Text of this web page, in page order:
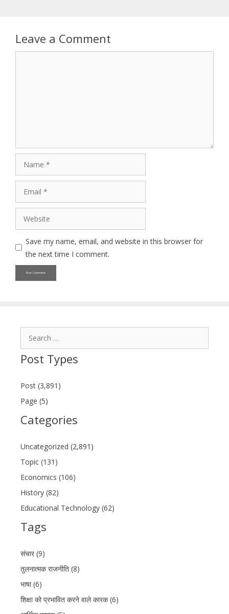
Leave a Comment
Save my name, email, and website in this browser for
the next time I comment.
Post Types
Post (3,891)
Page (5)
Categories
Uncategorized (2,891)
Topic (131)
Economics (106)
History (82)
Educational Technology (62)
Tags
संचार (9)
तुलनात्मक राजनीति (8)
भाषा (6)
शिक्षा को प्रभावित करने वाले कारक (6)